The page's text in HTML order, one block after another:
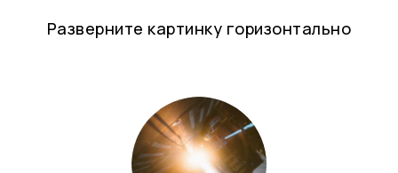
Разверните картинку горизонтально